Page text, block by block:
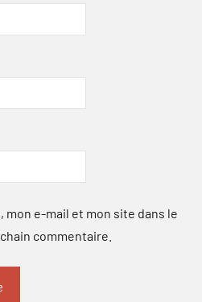
mon e-mail et mon site dans le
commentaire.